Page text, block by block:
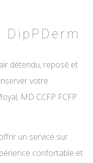
DipPDerm
détendu, reposé et
votre
MD CCFP FCFP
un service sur
confortable et